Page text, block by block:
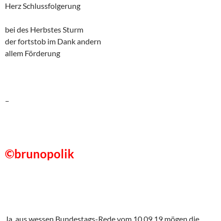
Herz Schlussfolgerung
bei des Herbstes Sturm
der fortstob im Dank andern
allem Förderung
–
©brunopolik
Ja, aus wessen Bundestags-Rede vom 10.09.19 mögen die